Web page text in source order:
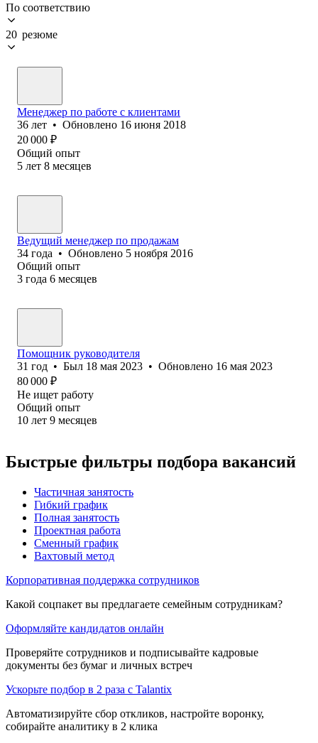
По соответствию
20 резюме
Менеджер по работе с клиентами
36 лет • Обновлено 16 июня 2018
20 000 ₽
Общий опыт
5 лет 8 месяцев
Ведущий менеджер по продажам
34 года • Обновлено 5 ноября 2016
Общий опыт
3 года 6 месяцев
Помощник руководителя
31 год • Был 18 мая 2023 • Обновлено 16 мая 2023
80 000 ₽
Не ищет работу
Общий опыт
10 лет 9 месяцев
Быстрые фильтры подбора вакансий
Частичная занятость
Гибкий график
Полная занятость
Проектная работа
Сменный график
Вахтовый метод
Корпоративная поддержка сотрудников
Какой соцпакет вы предлагаете семейным сотрудникам?
Оформляйте кандидатов онлайн
Проверяйте сотрудников и подписывайте кадровые
документы без бумаг и личных встреч
Ускорьте подбор в 2 раза с Talantix
Автоматизируйте сбор откликов, настройте воронку,
собирайте аналитику в 2 клика